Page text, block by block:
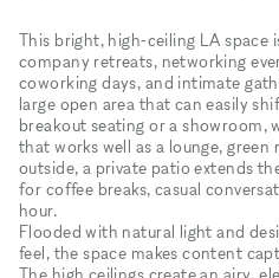
This bright, high‑ceiling LA space
company retreats, networking
coworking days, and intimate
large open area that can easily
breakout seating or a showroom,
that works well as a lounge,
outside, a private patio extends
for coffee breaks, casual
hour.
Flooded with natural light and
feel, the space makes content
The high ceilings create an airy,